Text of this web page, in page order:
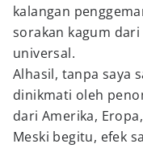
kalangan
sorakan kagum
universal.
Alhasil, tanpa saya
dinikmati oleh
dari Amerika,
Meski begitu, efek